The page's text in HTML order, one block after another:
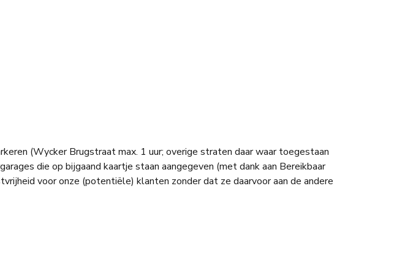
(Wycker Brugstraat max. 1 uur; overige straten daar waar toegestaan
die op bijgaand kaartje staan aangegeven (met dank aan Bereikbaar
voor onze (potentiële) klanten zonder dat ze daarvoor aan de andere